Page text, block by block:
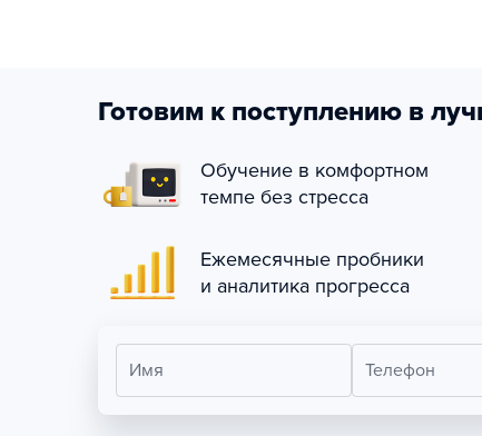
Готовим к поступлению в
Обучение в комфортном
темпе без стресса
Ежемесячные пробники
и аналитика прогресса
Имя Телефон